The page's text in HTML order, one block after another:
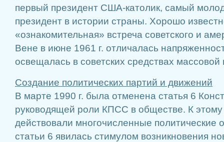
первый президент США-католик, самый
президент в истории страны. Хорошо
«ознакомительная» встреча советского и
Вене в июне 1961 г. отличалась
освещалась в советских средствах
Создание политических партий и движений
В марте 1990 г. была отменена статья 6
руководящей роли КПСС в обществе. К
действовали много­численные политические
статьи 6 явилась стиму­лом возникновения